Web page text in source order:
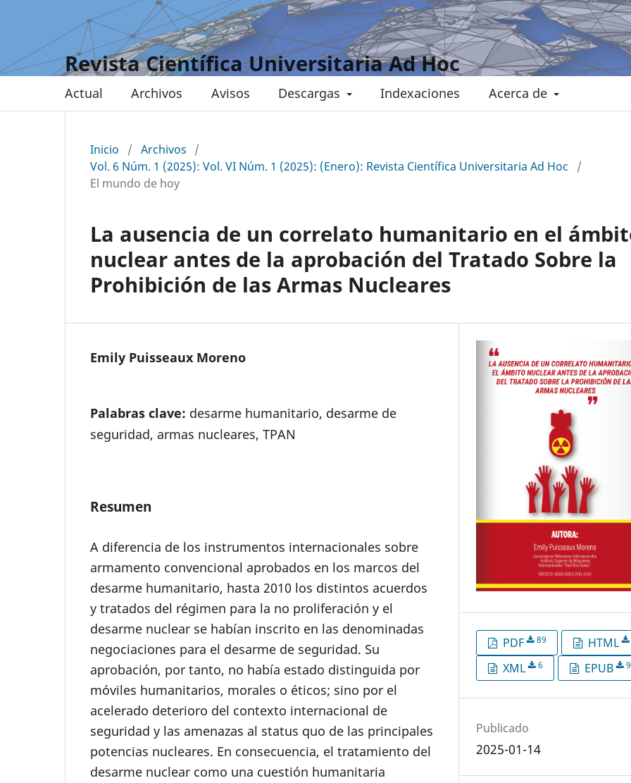
Revista Científica Universitaria Ad Hoc
Actual Archivos Avisos Descargas Indexaciones Acerca de
Inicio / Archivos /
Vol. 6 Núm. 1 (2025): Vol. VI Núm. 1 (2025): (Enero): Revista Científica Universitaria Ad Hoc
/
El mundo de hoy
La ausencia de un correlato humanitario en el
nuclear antes de la aprobación del Tratado Sobre la
Prohibición de las Armas Nucleares
Emily Puisseaux Moreno
Palabras clave: desarme humanitario, desarme de
seguridad, armas nucleares, TPAN
Resumen
A diferencia de los instrumentos internacionales sobre
armamento convencional aprobados en los marcos del
desarme humanitario, hasta 2010 los distintos acuerdos
y tratados del régimen para la no proliferación y el
desarme nuclear se habían inscrito en las denominadas
negociaciones para el desarme de seguridad. Su
aprobación, por tanto, no había estado distinguida por
móviles humanitarios, morales o éticos; sino por el
acelerado deterioro del contexto internacional de
seguridad y las amenazas al status quo de las principales
potencias nucleares. En consecuencia, el tratamiento del
desarme nuclear como una cuestión humanitaria
PDF 89 HTML
XML 6 EPUB
Publicado
2025-01-14